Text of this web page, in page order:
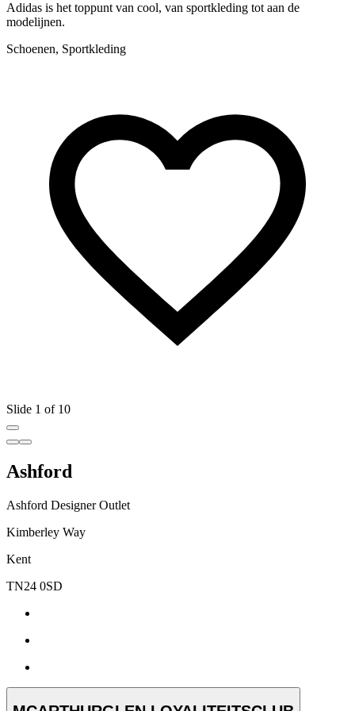
Adidas is het toppunt van cool, van sportkleding tot aan de
modelijnen.
Schoenen, Sportkleding
Slide 1 of 10
Ashford
Ashford Designer Outlet
Kimberley Way
Kent
TN24 0SD